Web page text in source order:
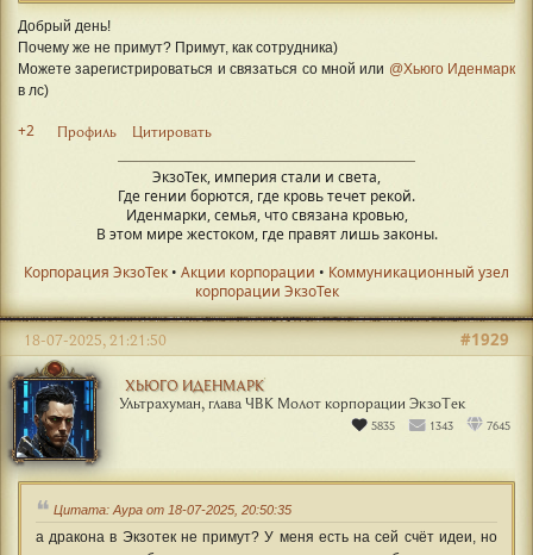
Добрый день!
Почему же не примут? Примут, как сотрудника)
Можете зарегистрироваться и связаться со мной или @Хьюго Иденмарк
в лс)
+2 Профиль Цитировать
ЭкзоТек, империя стали и света,
Где гении борются, где кровь течет рекой.
Иденмарки, семья, что связана кровью,
В этом мире жестоком, где правят лишь законы.
Корпорация ЭкзоТек • Акции корпорации • Коммуникационный узел
корпорации ЭкзоТек
ХЬЮГО ИДЕНМАРК
Ультрахуман, глава ЧВК Молот корпорации ЭкзоТек
5835 1343 7645
#1929
18-07-2025, 21:21:50
Цитата: Аура от 18-07-2025, 20:50:35
а дракона в Экзотек не примут? У меня есть на сей счёт идеи, но